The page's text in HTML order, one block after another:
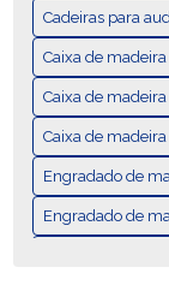
CAIXA DE MADEIRA EXPORTAÇÃO: COMO ESCOLHER E AS
MELHORES
CAIXA DE
CAIXA DE
CAIXA DE MADEIRA FUMIGADA: DESCUBRA SUAS
VANTAGENS E
Cadeiras para
Caixa de
Caixa de
Caixa de
Engradado de
Engradado de